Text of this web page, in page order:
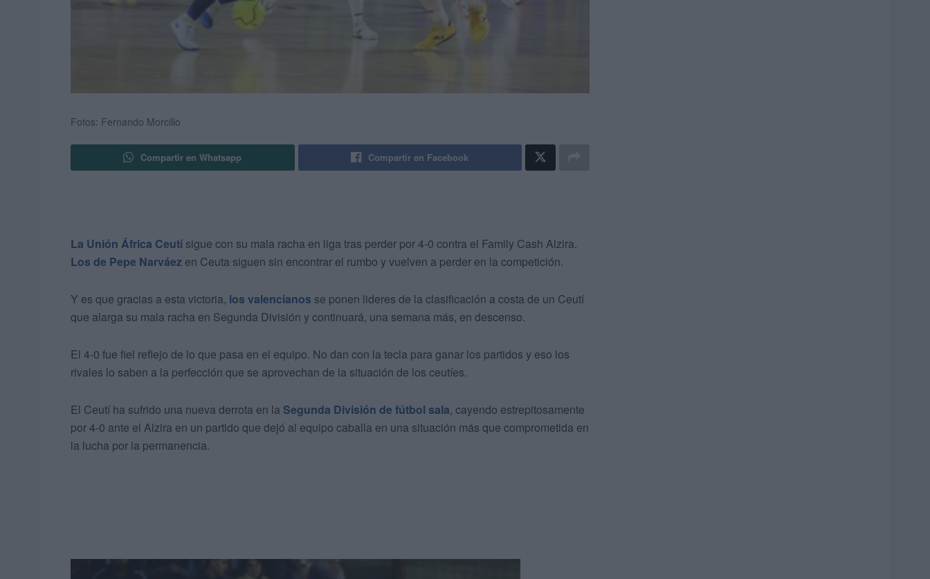
Fotos: Fernando Morcillo
Compartir en Whatsapp Compartir en Facebook
La Unión África Ceutí sigue con su mala racha en liga tras perder por 4-0 contra el Family Cash Alzira.
Los de Pepe Narváez en Ceuta siguen sin encontrar el rumbo y vuelven a perder en la competición.
Y es que gracias a esta victoria, los valencianos se ponen lideres de la clasificación a costa de un Ceutí
que alarga su mala racha en Segunda División y continuará, una semana más, en descenso.
El 4-0 fue fiel reflejo de lo que pasa en el equipo. No dan con la tecla para ganar los partidos y eso los
rivales lo saben a la perfección que se aprovechan de la situación de los ceutíes.
El Ceutí ha sufrido una nueva derrota en la Segunda División de fútbol sala, cayendo estrepitosamente
por 4-0 ante el Alzira en un partido que dejó al equipo caballa en una situación más que comprometida en
la lucha por la permanencia.